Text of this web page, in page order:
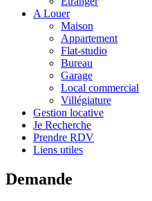
A Louer
Maison
Appartement
Flat-studio
Bureau
Garage
Local commercial
Villégiature
Gestion locative
Je Recherche
Prendre RDV
Liens utiles
Demande